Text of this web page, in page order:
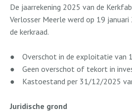
De jaarrekening 2025 van de
Verlosser Meerle werd op 19
de kerkraad.
●
Overschot in de exploitatie van
●
Geen overschot of tekort in
●
Kastoestand per 31/12/2025
Juridische grond